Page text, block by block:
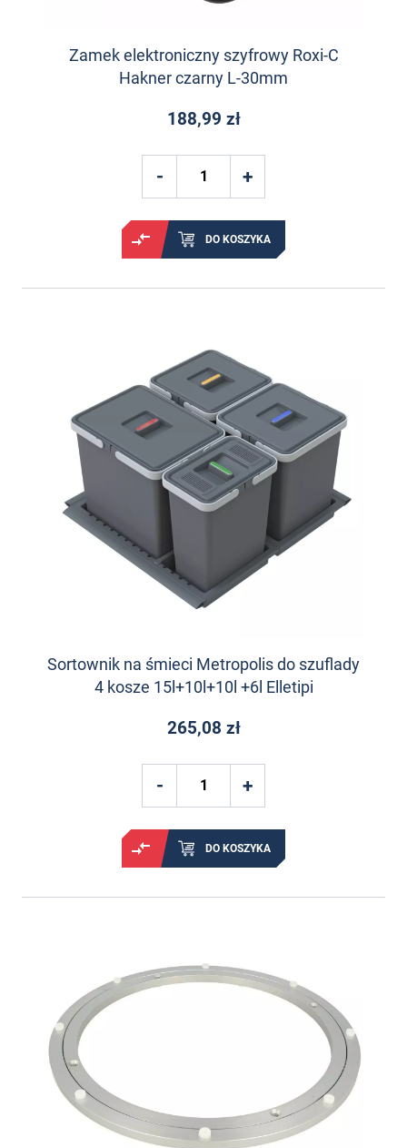
Zamek elektroniczny szyfrowy Roxi-C
Hakner czarny L-30mm
188,99 zł
DO KOSZYKA
Sortownik na śmieci Metropolis do szuflady
4 kosze 15l+10l+10l +6l Elletipi
265,08 zł
DO KOSZYKA